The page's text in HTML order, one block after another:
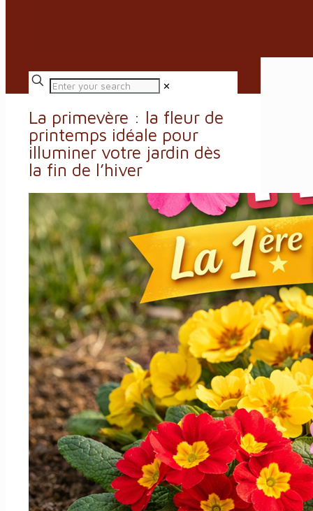
✕
La primevère : la fleur de
printemps idéale pour
illuminer votre jardin dès
la fin de l’hiver